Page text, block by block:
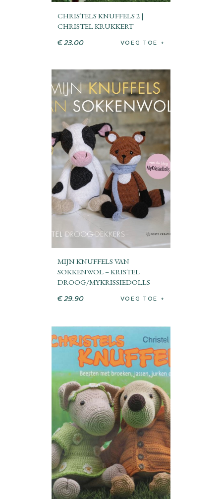
CHRISTELS KNUFFELS 2 |
CHRISTEL KRUKKERT
€ 23.00 VOEG TOE
MIJN KNUFFELS VAN
SOKKENWOL – KRISTEL
DROOG/MYKRISSIEDOLLS
€ 29.90 VOEG TOE